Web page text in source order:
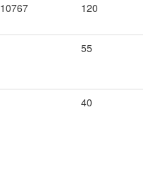
10767 120
55
40